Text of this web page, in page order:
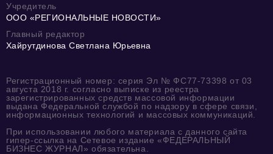
Учредитель
ООО «РЕГИОНАЛЬНЫЕ НОВОСТИ»
Главный редактор
Хайрутдинова Светлана Юрьевна
Регистрационный номер: серия Эл № ФС77-73398 от 03
августа 2018 г. согласно выписке из реестра
зарегистрированных средств массовой информации
выдана Федеральной службой по надзору в сфере связи,
информационных технологий и массовых коммуникаций.
При использовании любого материала с данного сайта
гипер-ссылка на Сетевое издание «ФЕДЕРАЛЬНЫЙ
БИЗНЕС ЖУРНАЛ» обязательна.